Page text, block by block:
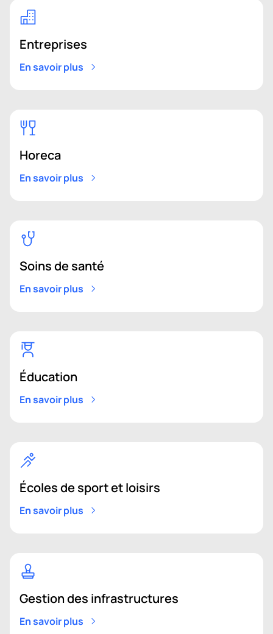
Entreprises
En savoir plus
Horeca
En savoir plus
Soins de santé
En savoir plus
Éducation
En savoir plus
Écoles de sport et loisirs
En savoir plus
Gestion des infrastructures
En savoir plus